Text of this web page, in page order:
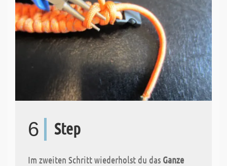
6 Step
Im zweiten Schritt wiederholst du das Ganze